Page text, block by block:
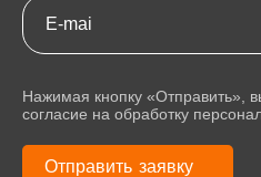
Нажимая кнопку «Отправить»,
согласие на обработку
Отправить заявку